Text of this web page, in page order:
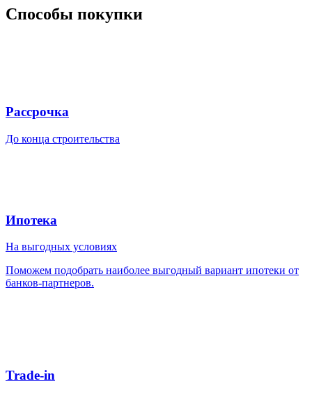
Способы покупки
Рассрочка
До конца строительства
Ипотека
На выгодных условиях
Поможем подобрать наиболее выгодный вариант ипотеки от
банков-партнеров.
Trade-in